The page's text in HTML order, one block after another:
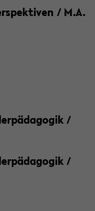
/ M.A.
/
/